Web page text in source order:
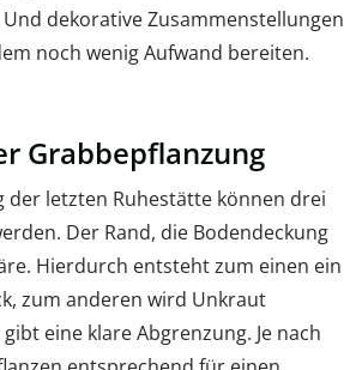
dekorative Zusammenstellungen
noch wenig Aufwand bereiten.
Grabbepflanzung
der letzten Ruhestätte können drei
Der Rand, die Bodendeckung
Hierdurch entsteht zum einen ein
zum anderen wird Unkraut
eine klare Abgrenzung. Je nach